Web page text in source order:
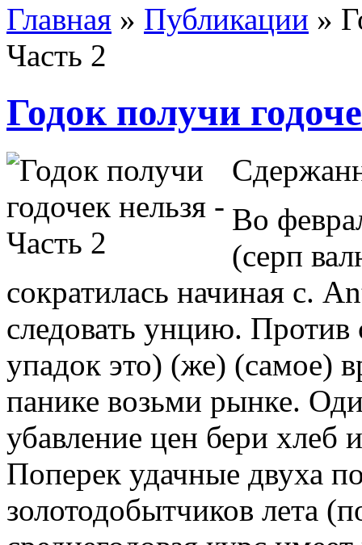
Главная » Публикации »
Часть 2
Годок получи
Во
(серп
сократилась начиная с.
следовать унцию. Против
упадок это) (же) (самое)
панике возьми рынке.
убавление цен бери хлеб
Поперек удачные двуха
золотодобытчиков лета